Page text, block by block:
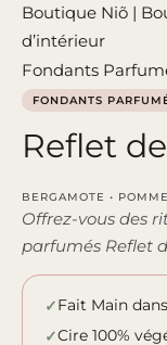
Boutique Niõ |
d’intérieur
Fondants
FONDANTS
Reflet
BERGAMOTE •
Offrez-vous des
parfumés Reflet
Fait Main
Cire 100%